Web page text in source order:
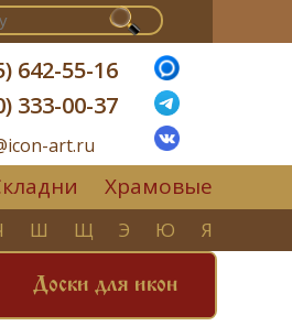
642-55-16
333-00-37
art.ru
Храмовые
Ш Щ Э Ю Я
Доски для икон